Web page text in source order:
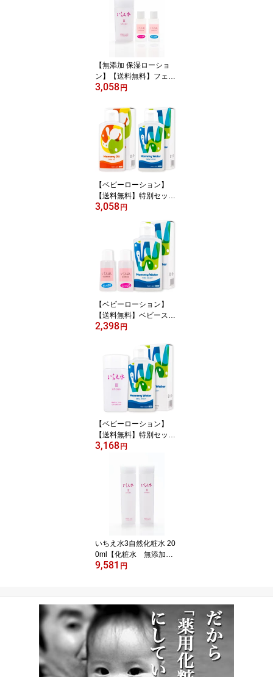
【無添加 保湿ローショ
ン】【送料無料】フェイ
スケアトライアルセット
ット 本セットと同梱で
全品送料無料
3,058 円
【ベビーローション】
【送料無料】特別セット
ベビースキンケア標準保
ターとベビーオイルセッ
ト本セットと同梱で全品
送料無料（淀エンタープ
ライズ公式）
3,058 円
【ベビーローション】
【送料無料】ベビースキ
ンケアトライアルセット
え液セット 本セットと
同梱で全品送料無料（淀
エンタープライズ公式）
2,398 円
【ベビーローション】
【送料無料】特別セッ
ト マミーウォーター 自
トと同梱で全品送料無料
3,168 円
いちえ水3自然化粧水 20
0ml【化粧水 無添加】
お徳用2本セット
9,581 円